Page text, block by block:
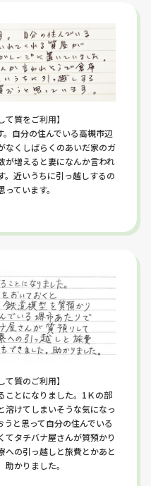
て質をご利用】
自分の住んでいる高槻市辺
なくしばらくのあいだ家のガ
が増えると妻になんか言われ
。近いうちに引っ越しするの
ています。
て質のご利用】
ことになりました。1Ｋの部
溶けてしまいそうな気になっ
と思って自分の住んでいる
てタチバナ屋さんが質預かり
への引っ越しと旅費とかあと
かりました。